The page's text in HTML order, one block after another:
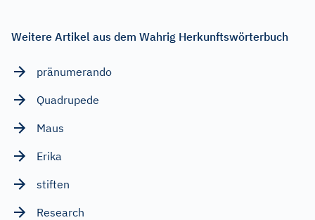
Weitere Artikel aus dem Wahrig Herkunftswörterbuch
pränumerando
Quadrupede
Maus
Erika
stiften
Research